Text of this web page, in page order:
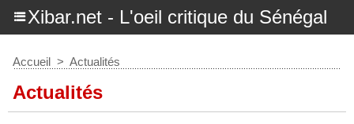
Xibar.net - L'oeil critique du Sénégal
Accueil > Actualités
Actualités